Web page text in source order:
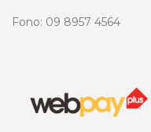
Fono: 09 8957 4564